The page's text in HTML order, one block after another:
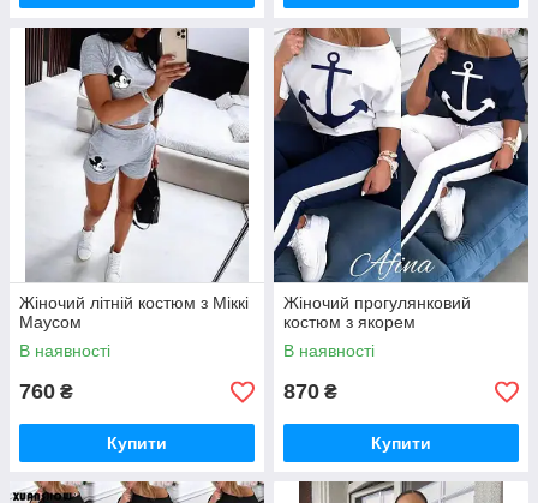
Жіночий літній костюм з Міккі
Маусом
В наявності
760 ₴
Купити
Жіночий прогулянковий
костюм з якорем
В наявності
870 ₴
Купити